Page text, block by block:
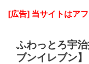
[広告] 当サイトはア
ふわっとろ宇
ブンイレブン】